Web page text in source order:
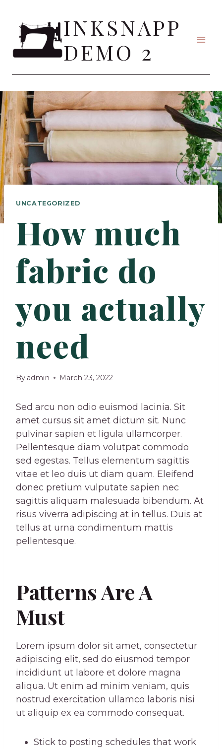
content
INKSNAPP
DEMO 2
UNCATEGORIZED
How much
fabric do
you actually
need
By admin March 23, 2022
Sed arcu non odio euismod lacinia. Sit
amet cursus sit amet dictum sit. Nunc
pulvinar sapien et ligula ullamcorper.
Pellentesque diam volutpat commodo
sed egestas. Tellus elementum sagittis
vitae et leo duis ut diam quam. Eleifend
donec pretium vulputate sapien nec
sagittis aliquam malesuada bibendum. At
risus viverra adipiscing at in tellus. Duis at
tellus at urna condimentum mattis
pellentesque.
Patterns Are A
Must
Lorem ipsum dolor sit amet, consectetur
adipiscing elit, sed do eiusmod tempor
incididunt ut labore et dolore magna
aliqua. Ut enim ad minim veniam, quis
nostrud exercitation ullamco laboris nisi
ut aliquip ex ea commodo consequat.
Stick to posting schedules that work